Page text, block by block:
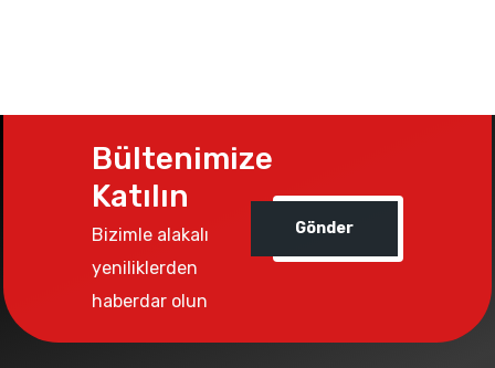
Bültenimize
Katılın
Bizimle alakalı
yeniliklerden
haberdar olun
Gönder